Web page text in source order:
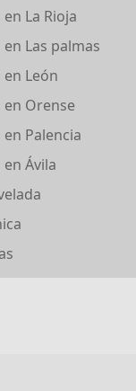
La Rioja
Las palmas
León
Orense
Palencia
Ávila